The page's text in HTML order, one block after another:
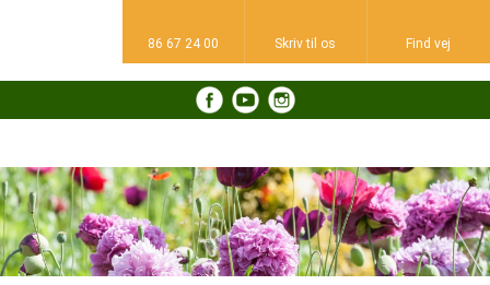
86 67 24 00 Skriv til os​ Find vej​
​